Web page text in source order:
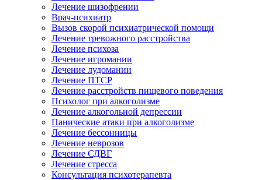
Лечение шизофрении
Врач-психиатр
Вызов скорой психиатрической помощи
Лечение тревожного расстройства
Лечение психоза
Лечение игромании
Лечение лудомании
Лечение ПТСР
Лечение расстройств пищевого поведения
Психолог при алкоголизме
Лечение алкогольной депрессии
Панические атаки при алкоголизме
Лечение бессонницы
Лечение неврозов
Лечение СДВГ
Лечение стресса
Консультация психотерапевта